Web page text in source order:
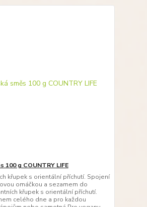
100 g COUNTRY LIFE
křupek s orientální příchutí. Spojení
omáčkou a sezamem do
křupek s orientální příchutí.
celého dne a pro každou